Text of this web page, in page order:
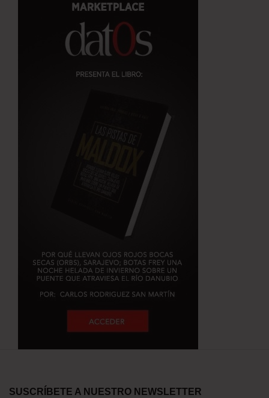
SUSCRÍBETE A NUESTRO NEWSLETTER